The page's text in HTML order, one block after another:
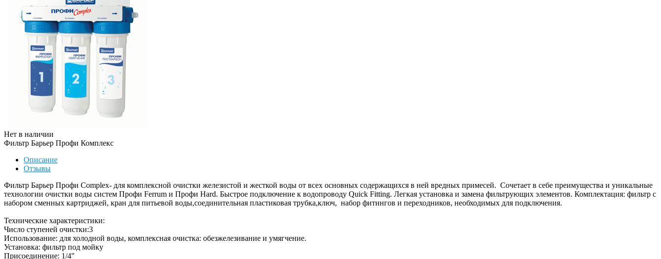
Нет в наличии
Фильтр Барьер Профи Комплекс
Описание
Отзывы
Фильтр Барьер Профи Complex- для комплексной очистки железистой и жесткой воды от всех основных содержащихся в ней вредных примесей. Сочетает в себе преимущества и уникальные
технологии очистки воды систем Профи Ferrum и Профи Hard. Быстрое подключение к водопроводу Quick Fitting. Легкая установка и замена фильтрующих элементов. Комплектация: фильтр с
набором сменных картриджей, кран для питьевой воды,соединительная пластиковая трубка,ключ, набор фитингов и переходников, необходимых для подключения.
Технические характеристики:
Число ступеней очистки:3
Использование: для холодной воды, комплексная очистка: обезжелезивание и умягчение.
Установка: фильтр под мойку
Присоединение: 1/4"